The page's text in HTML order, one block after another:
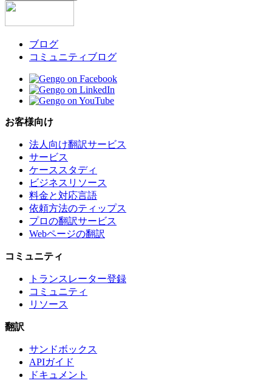
ブログ
コミュニティブログ
お客様向け
法人向け翻訳サービス
サービス
ケーススタディ
ビジネスリソース
料金と対応言語
依頼方法のティップス
プロの翻訳サービス
Webページの翻訳
コミュニティ
トランスレーター登録
コミュニティ
リソース
翻訳
サンドボックス
APIガイド
ドキュメント